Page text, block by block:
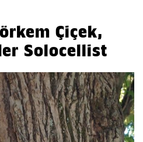
Çiçek,
Solocellist